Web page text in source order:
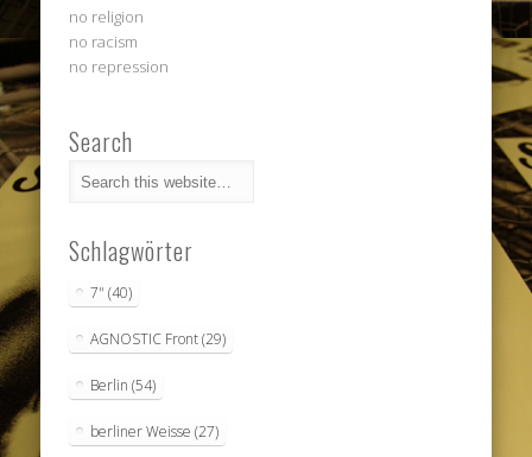
no religion
no racism
no repression
Search
Schlagwörter
7" (40)
AGNOSTIC Front(29)
Berlin (54)
berliner Weisse (27)